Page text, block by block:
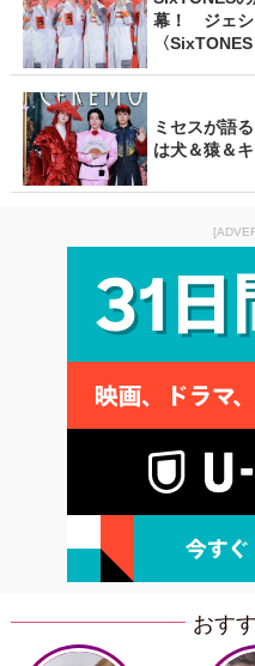
幕！ ジェシ
〈
ミセスが語
は犬＆猿＆
おす